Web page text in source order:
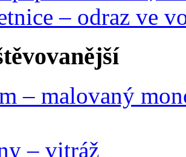
– odraz ve
– malovaný
– vitráž